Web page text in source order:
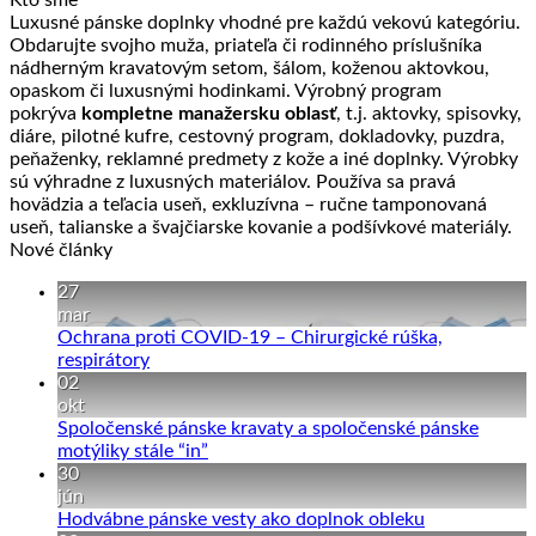
Luxusné pánske doplnky vhodné pre každú vekovú kategóriu.
Obdarujte svojho muža, priateľa či rodinného príslušníka
nádherným kravatovým setom, šálom, koženou aktovkou,
opaskom či luxusnými hodinkami. Výrobný program
pokrýva kompletne manažersku oblasť, t.j. aktovky, spisovky,
diáre, pilotné kufre, cestovný program, dokladovky, puzdra,
peňaženky, reklamné predmety z kože a iné doplnky. Výrobky
sú výhradne z luxusných materiálov. Používa sa pravá
hovädzia a teľacia useň, exkluzívna – ručne tamponovaná
useň, talianske a švajčiarske kovanie a podšívkové materiály.
Nové články
27
mar
Ochrana proti COVID-19 – Chirurgické rúška,
respirátoryŽiadne
Ochrana
proti
–
02
okt
Spoločenské pánske kravaty a spoločenské pánske
motýliky stále “in”
Spoločenské
30
jún
Hodvábne pánske vesty ako doplnok obleku